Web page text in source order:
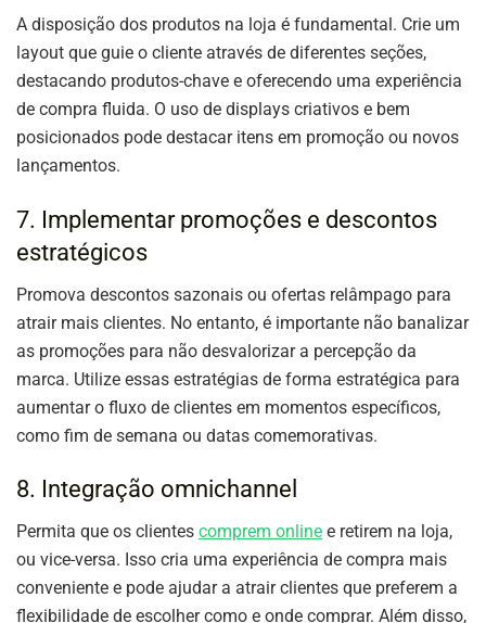
A disposição dos produtos na loja é fundamental. Crie um
layout que guie o cliente através de diferentes seções,
destacando produtos-chave e oferecendo uma experiência
de compra fluida. O uso de displays criativos e bem
posicionados pode destacar itens em promoção ou novos
lançamentos.
7. Implementar promoções e descontos
estratégicos
Promova descontos sazonais ou ofertas relâmpago para
atrair mais clientes. No entanto, é importante não banalizar
as promoções para não desvalorizar a percepção da
marca. Utilize essas estratégias de forma estratégica para
aumentar o fluxo de clientes em momentos específicos,
como fim de semana ou datas comemorativas.
8. Integração omnichannel
Permita que os clientes comprem online e retirem na loja,
ou vice-versa. Isso cria uma experiência de compra mais
conveniente e pode ajudar a atrair clientes que preferem a
flexibilidade de escolher como e onde comprar. Além disso,